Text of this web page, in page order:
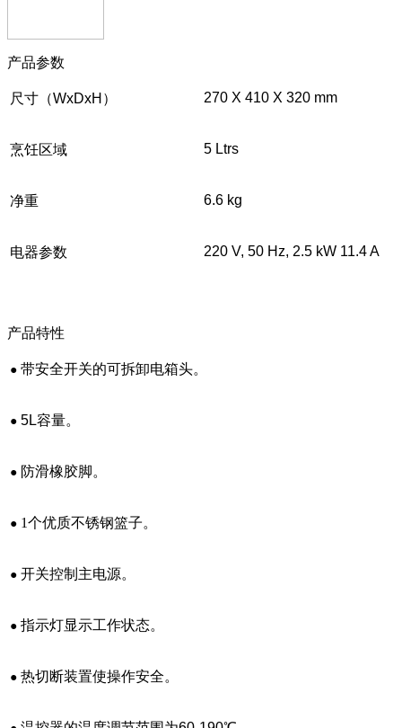
产品参数
尺寸（WxDxH） 270 X 410 X 320 mm
烹饪区域 5 Ltrs
净重 6.6 kg
电器参数 220 V, 50 Hz, 2.5 kW 11.4 A
产品特性
● 带安全开关的可拆卸电箱头。
● 5L容量。
● 防滑橡胶脚。
● 1个优质不锈钢篮子。
● 开关控制主电源。
● 指示灯显示工作状态。
● 热切断装置使操作安全。